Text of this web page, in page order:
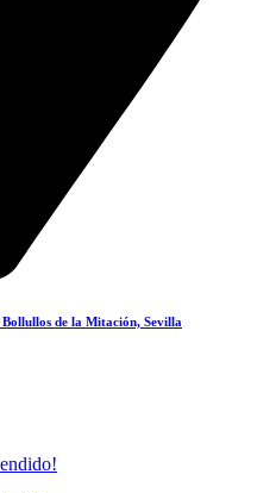
de la Mitación, Sevilla